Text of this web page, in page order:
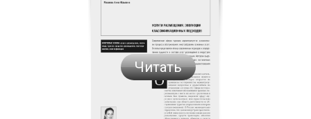
Читать